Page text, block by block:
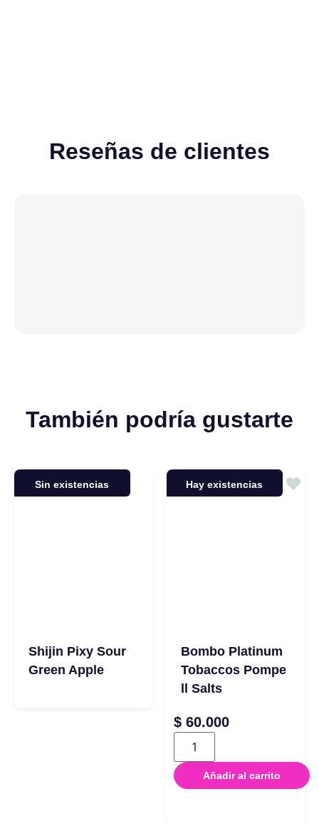
Reseñas de clientes
También podría gustarte
Sin existencias
Shijin Pixy Sour
Green Apple
Hay existencias
Bombo Platinum
Tobaccos Pompe
ll Salts
$ 60.000
Añadir al carrito